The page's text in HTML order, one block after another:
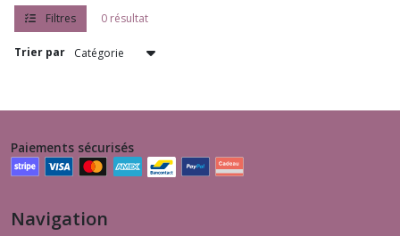
Filtres 0 résultat
Trier par
Tunnels
« Shiballas’Love »
« Shiballas’Love »
« Shiballas’Toys »
Jouets
Paiements sécurisés
Navigation